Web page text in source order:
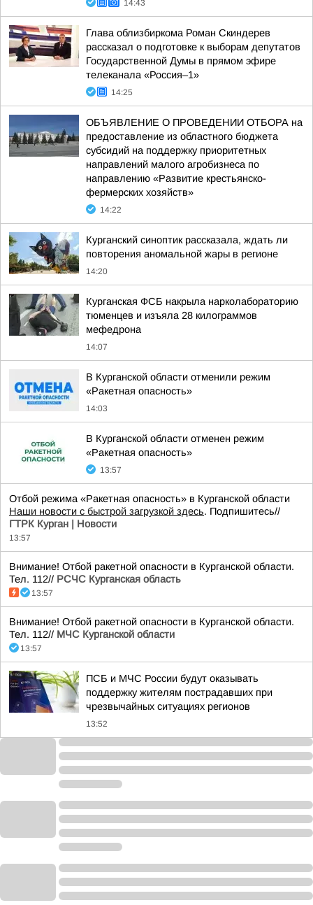
14:43
Глава облизбиркома Роман Скиндерев
рассказал о подготовке к выборам депутатов
Государственной Думы в прямом эфире
телеканала «Россия–1»
14:25
ОБЪЯВЛЕНИЕ О ПРОВЕДЕНИИ ОТБОРА на
предоставление из областного бюджета
субсидий на поддержку приоритетных
направлений малого агробизнеса по
направлению «Развитие крестьянско-
фермерских хозяйств»
14:22
Курганский синоптик рассказала, ждать ли
повторения аномальной жары в регионе
14:20
Курганская ФСБ накрыла нарколабораторию
тюменцев и изъяла 28 килограммов
мефедрона
14:07
В Курганской области отменили режим
«Ракетная опасность»
14:03
В Курганской области отменен режим
«Ракетная опасность»
13:57
Отбой режима «Ракетная опасность» в Курганской области
Наши новости с быстрой загрузкой здесь. Подпишитесь//
ГТРК Курган | Новости
13:57
Внимание! Отбой ракетной опасности в Курганской области.
Тел. 112// РСЧС Курганская область
13:57
Внимание! Отбой ракетной опасности в Курганской области.
Тел. 112// МЧС Курганской области
13:57
ПСБ и МЧС России будут оказывать
поддержку жителям пострадавших при
чрезвычайных ситуациях регионов
13:52